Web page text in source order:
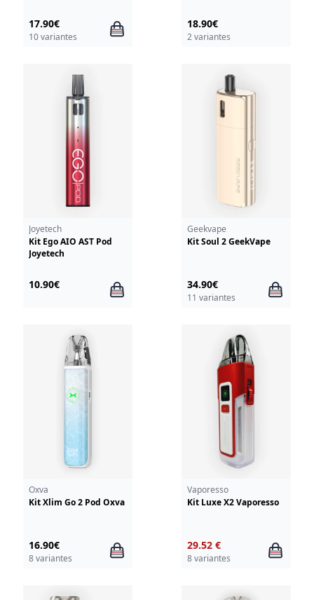
17.90€
10 variantes
18.90€
2 variantes
Joyetech
Kit Ego AIO AST Pod
Joyetech
10.90€
Geekvape
Kit Soul 2 GeekVape
34.90€
11 variantes
Oxva
Kit Xlim Go 2 Pod Oxva
16.90€
8 variantes
Vaporesso
Kit Luxe X2 Vaporesso
29.52 €
8 variantes